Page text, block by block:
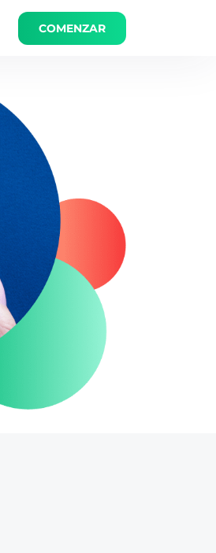
COMENZAR